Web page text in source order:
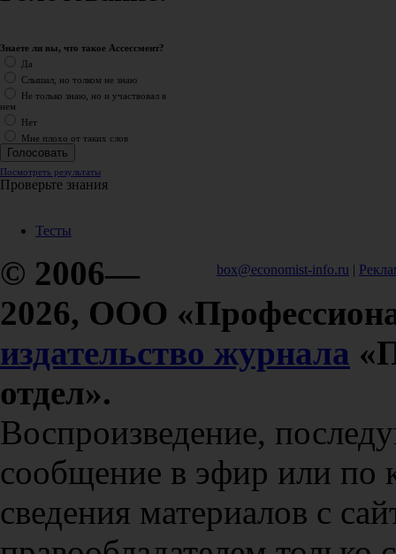
Знаете ли вы, что такое Ассессмент?
Да
Слышал, но толком не знаю
Не только знаю, но и участвовал в
нем
Нет
Мне плохо от таких слов
Посмотреть результаты
Проверьте знания
Тесты
box@economist-info.ru |
© 2006—
2026, ООО
издательство журнала
отдел».
Воспроизведение,
сообщение в эфир или по
сведения материалов с